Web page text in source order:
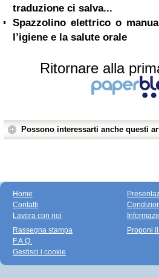
traduzione ci salva...
Spazzolino elettrico o
l’igiene e la salute orale
Ritornare alla
Possono interessarti anche questi
Home
Contatti
Lavora con noi
Rassegna stampa
F.A.Q.
Gestisci i cookie
Proponi